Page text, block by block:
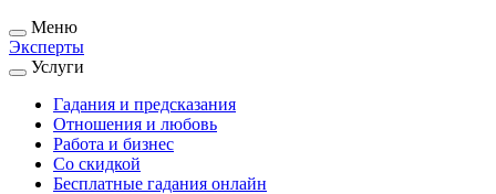
Меню
Эксперты
Услуги
Гадания и предсказания
Отношения и любовь
Работа и бизнес
Со скидкой
Бесплатные гадания онлайн